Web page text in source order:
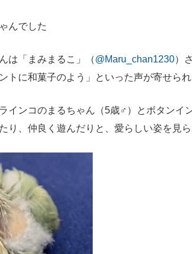
んでした
は「まみまるこ」（@Maru_chan1230）
トに和菓子のよう」といった声が寄せられ
インコのまるちゃん（5歳♂）とボタンイ
り、仲良く遊んだりと、愛らしい姿を見ら